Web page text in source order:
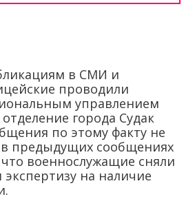
в СМИ и
проводили
управлением
города Судак
по этому факту не
в предыдущих сообщениях
военнослужащие сняли
на наличие